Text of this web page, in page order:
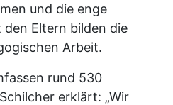
und die enge
Eltern bilden die
Arbeit.
rund 530
erklärt: „Wir